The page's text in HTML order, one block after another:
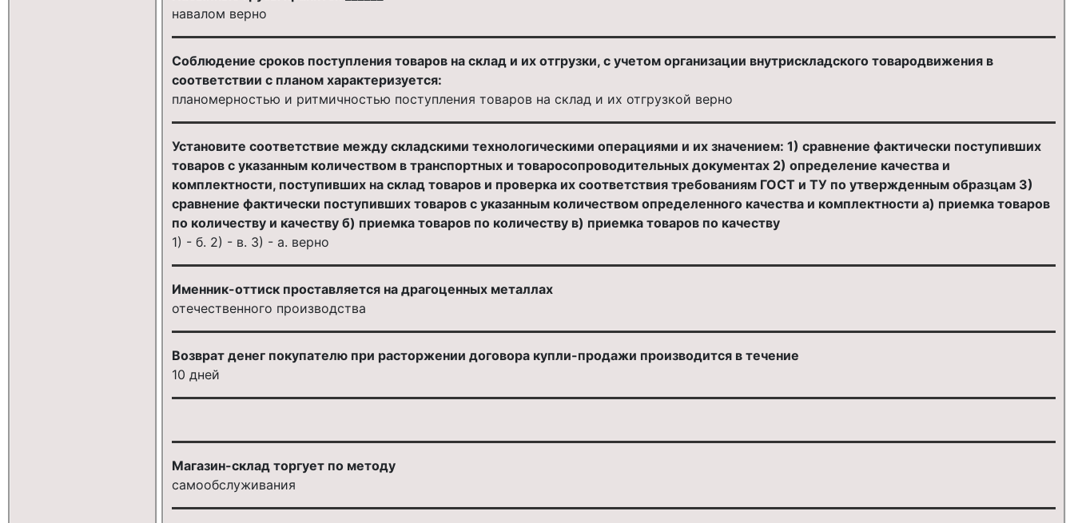
навалом верно
Соблюдение сроков поступления товаров на склад и их отгрузки, с учетом организации внутрискладского товародвижения в
соответствии с планом характеризуется:
планомерностью и ритмичностью поступления товаров на склад и их отгрузкой верно
Установите соответствие между складскими технологическими операциями и их значением: 1) сравнение фактически поступивших
товаров с указанным количеством в транспортных и товаросопроводительных документах 2) определение качества и
комплектности, поступивших на склад товаров и проверка их соответствия требованиям ГОСТ и ТУ по утвержденным образцам 3)
сравнение фактически поступивших товаров с указанным количеством определенного качества и комплектности а) приемка товаров
по количеству и качеству б) приемка товаров по количеству в) приемка товаров по качеству
1) - б. 2) - в. 3) - а. верно
Именник-оттиск проставляется на драгоценных металлах
отечественного производства
Возврат денег покупателю при расторжении договора купли-продажи производится в течение
10 дней
Магазин-склад торгует по методу
самообслуживания